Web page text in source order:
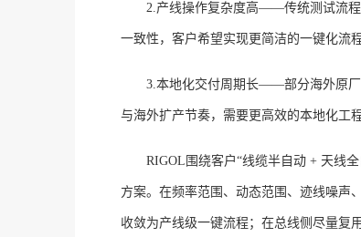
2.产线操作复杂度高——传统测试流程
一致性，客户希望实现更简洁的一键化流程
3.本地化交付周期长——部分海外原厂
与海外扩产节奏，需要更高效的本地化工程
RIGOL围绕客户“线缆半自动 + 天线
方案。在频率范围、动态范围、迹线噪声
收敛为产线级一键流程；在总线侧尽量复